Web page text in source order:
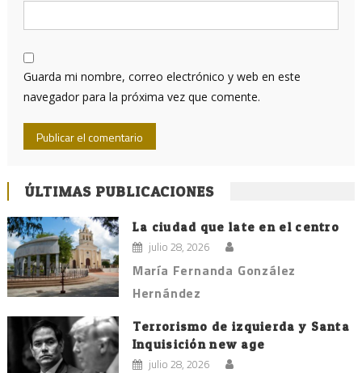
Guarda mi nombre, correo electrónico y web en este
navegador para la próxima vez que comente.
ÚLTIMAS PUBLICACIONES
La ciudad que late en el centro
julio 28, 2026
María Fernanda González
Hernández
Terrorismo de izquierda y Santa
Inquisición new age
julio 28, 2026